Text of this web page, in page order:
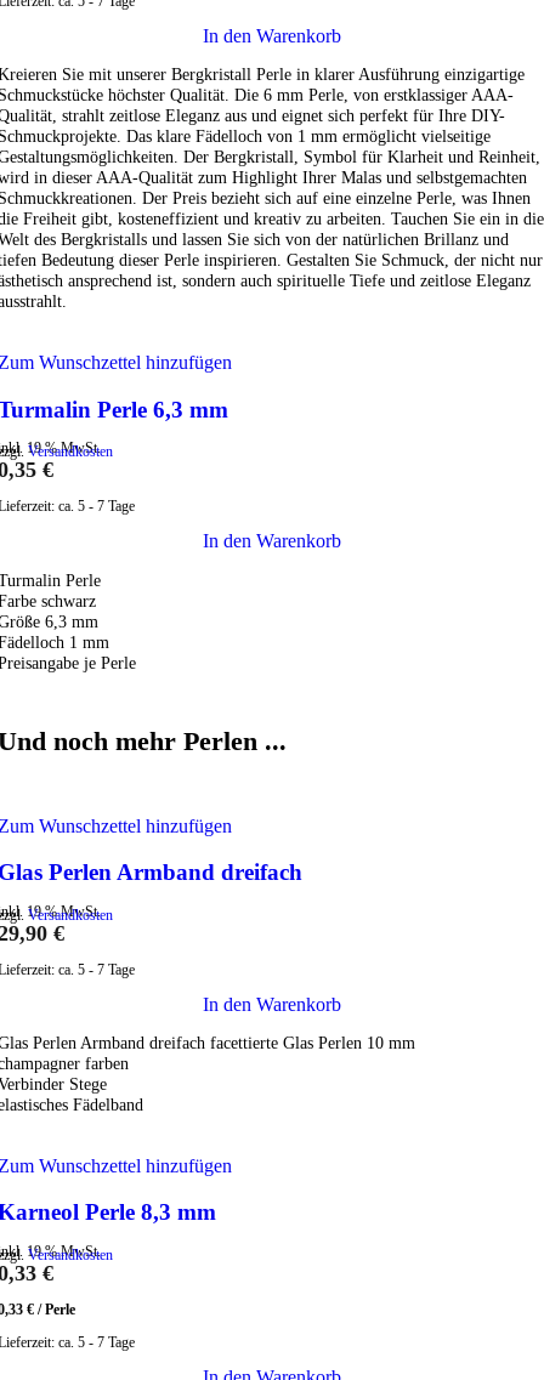
In den Warenkorb
Sie mit unserer Bergkristall Perle in klarer Ausführung einzigartige
höchster Qualität. Die 6 mm Perle, von erstklassiger AAA-
strahlt zeitlose Eleganz aus und eignet sich perfekt für Ihre DIY-
Das klare Fädelloch von 1 mm ermöglicht vielseitige
Der Bergkristall, Symbol für Klarheit und Reinheit,
in dieser AAA-Qualität zum Highlight Ihrer Malas und selbstgemachten
Der Preis bezieht sich auf eine einzelne Perle, was Ihnen
Freiheit gibt, kosteneffizient und kreativ zu arbeiten. Tauchen Sie ein in die
des Bergkristalls und lassen Sie sich von der natürlichen Brillanz und
Bedeutung dieser Perle inspirieren. Gestalten Sie Schmuck, der nicht nur
ansprechend ist, sondern auch spirituelle Tiefe und zeitlose Eleganz
Wunschzettel hinzufügen
Perle 6,3 mm
19 % MwSt.
Versandkosten
€
ca. 5 - 7 Tage
In den Warenkorb
Perle
schwarz
6,3 mm
1 mm
je Perle
noch mehr Perlen ...
Wunschzettel hinzufügen
Perlen Armband dreifach
19 % MwSt.
Versandkosten
€
ca. 5 - 7 Tage
In den Warenkorb
Perlen Armband dreifach facettierte Glas Perlen 10 mm
farben
Stege
Fädelband
Wunschzettel hinzufügen
Perle 8,3 mm
19 % MwSt.
Versandkosten
€
€ /Perle
ca. 5 - 7 Tage